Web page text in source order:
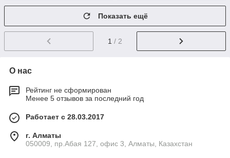
Показать ещё
1 / 2
О нас
Рейтинг не сформирован
Менее 5 отзывов за последний год
Работает с 28.03.2017
г. Алматы
050009, пр.Абая 127, офис 3, Алматы, Казахстан